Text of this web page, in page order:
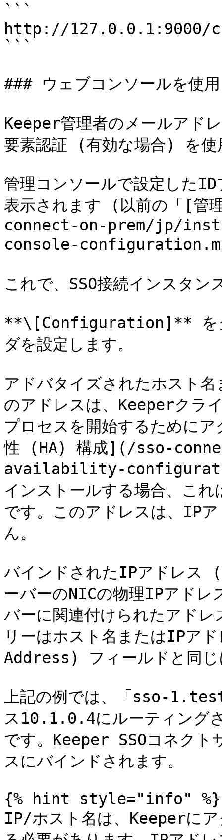
```
http://127.0.0.1:9000/
```
### ウェブコンソールを使用
Keeper管理者のメールアド
要素認証 (有効な場合) を使
管理コンソールで設定した
表示されます (以前の「[管
connect-on-prem/jp/
console-
これで、SSO接続インスタ
**\[Configuration]** をク
ダを設定します。
アドバタイズされたホスト
のアドレスは、Keeperクラ
プロセスを開始するために
性 (HA) 構成](/sso-
availability-
インストールする場合、こ
です。このアドレスは、IP
ん。
バインドされたIPアドレ
ーバーのNICの物理IPアドレ
バーに関連付けられたアド
リーはホスト名またはIP
Address) フィールドと同じ
上記の例では、「sso-
ス10.1.0.4にルーティング
です。Keeper SSOコネクト
スにバインドされます。
{% hint style="info" %}
IP/ホスト名は、Keeperにア